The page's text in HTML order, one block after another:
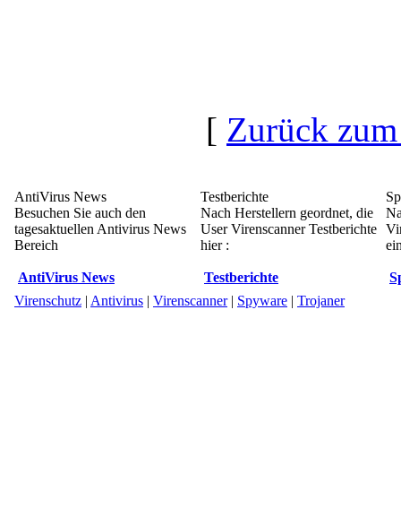
[ Zurück
AntiVirus News
Besuchen Sie auch den
tagesaktuellen Antivirus News
Bereich
AntiVirus News
Testberichte
Nach Herstellern geordnet, die
User Virenscanner Testberichte
hier :
Testberichte
Virenschutz | Antivirus | Virenscanner| Spyware | Trojaner